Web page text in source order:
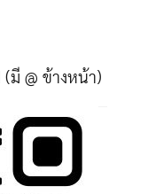
มี @ ข้างหน้า)